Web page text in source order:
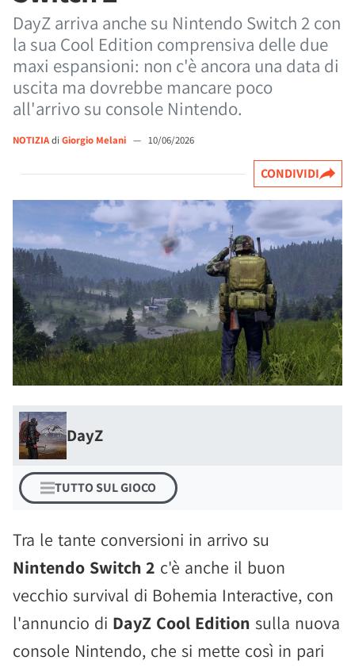
DayZ arriva anche su Nintendo Switch 2 con
la sua Cool Edition comprensiva delle due
maxi espansioni: non c'è ancora una data di
uscita ma dovrebbe mancare poco
all'arrivo su console Nintendo.
NOTIZIAdi Giorgio Melani — 10/06/2026
CONDIVIDI
DayZ
TUTTO SUL GIOCO
Tra le tante conversioni in arrivo su
Nintendo Switch 2 c'è anche il buon
vecchio survival di Bohemia Interactive, con
l'annuncio di DayZ Cool Edition sulla nuova
console Nintendo, che si mette così in pari